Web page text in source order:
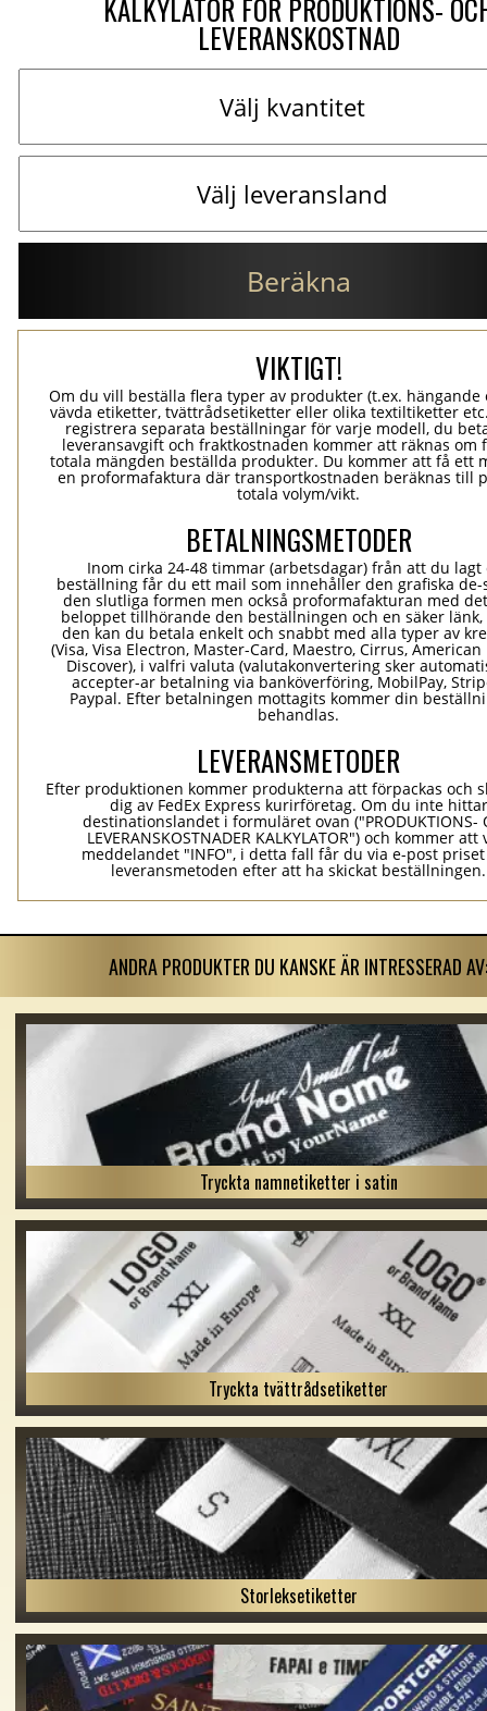
KALKYLATOR FÖR PRODUKTIONS-
LEVERANSKOSTNAD
Beräkna
VIKTIGT!
Om du vill beställa flera typer av produkter (t.ex. hängande
vävda etiketter, tvättrådsetiketter eller olika textiltiketter
registrera separata beställningar för varje modell, du
leveransavgift och fraktkostnaden kommer att räknas om
totala mängden beställda produkter. Du kommer att få ett
en proformafaktura där transportkostnaden beräknas till
totala volym/vikt.
BETALNINGSMETODER
Inom cirka 24-48 timmar (arbetsdagar) från att du
beställning får du ett mail som innehåller den grafiska
den slutliga formen men också proformafakturan med
beloppet tillhörande den beställningen och en säker länk,
den kan du betala enkelt och snabbt med alla typer av
(Visa, Visa Electron, Master-Card, Maestro, Cirrus, American
Discover), i valfri valuta (valutakonvertering sker
accepter-ar betalning via banköverföring, MobilPay,
Paypal. Efter betalningen mottagits kommer din
behandlas.
LEVERANSMETODER
Efter produktionen kommer produkterna att förpackas och
dig av FedEx Express kurirföretag. Om du inte hittar
destinationslandet i formuläret ovan ("PRODUKTIONS-
LEVERANSKOSTNADER KALKYLATOR") och kommer att
meddelandet "INFO", i detta fall får du via e-post
leveransmetoden efter att ha skickat beställningen.
ANDRA PRODUKTER DU KANSKE ÄR INTRESSERAD
Tryckta namnetiketter i satin
Tryckta tvättrådsetiketter
Storleksetiketter